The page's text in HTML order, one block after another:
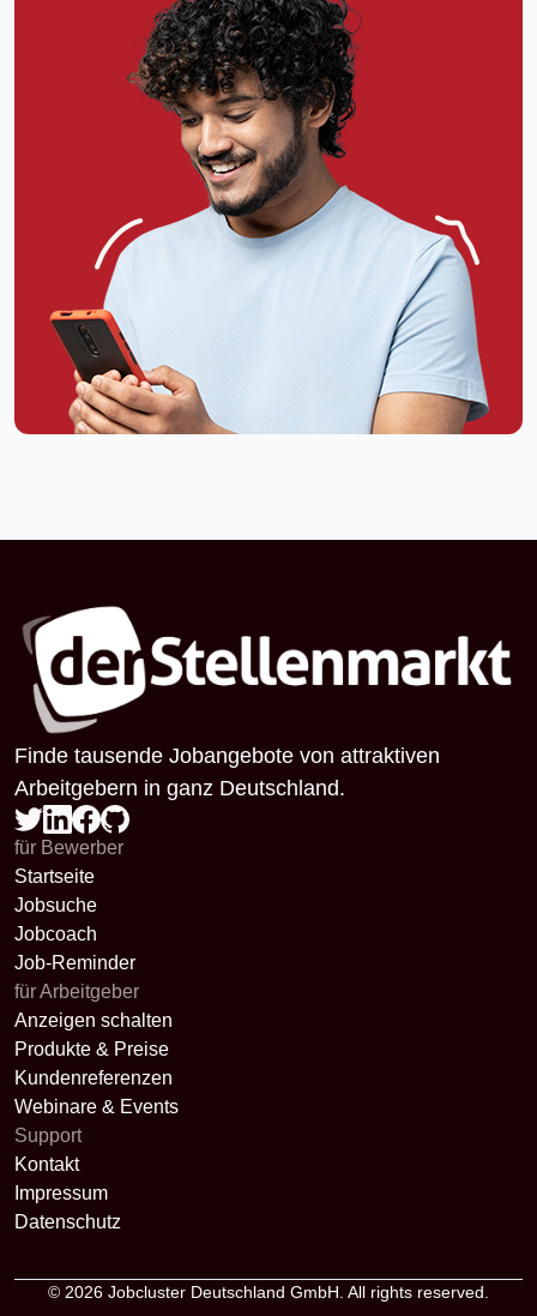
Finde tausende Jobangebote von attraktiven
Arbeitgebern in ganz Deutschland.
für Bewerber
Startseite
Jobsuche
Jobcoach
Job-Reminder
für Arbeitgeber
Anzeigen schalten
Produkte & Preise
Kundenreferenzen
Webinare & Events
Support
Kontakt
Impressum
Datenschutz
© 2026 Jobcluster Deutschland GmbH. All rights reserved.